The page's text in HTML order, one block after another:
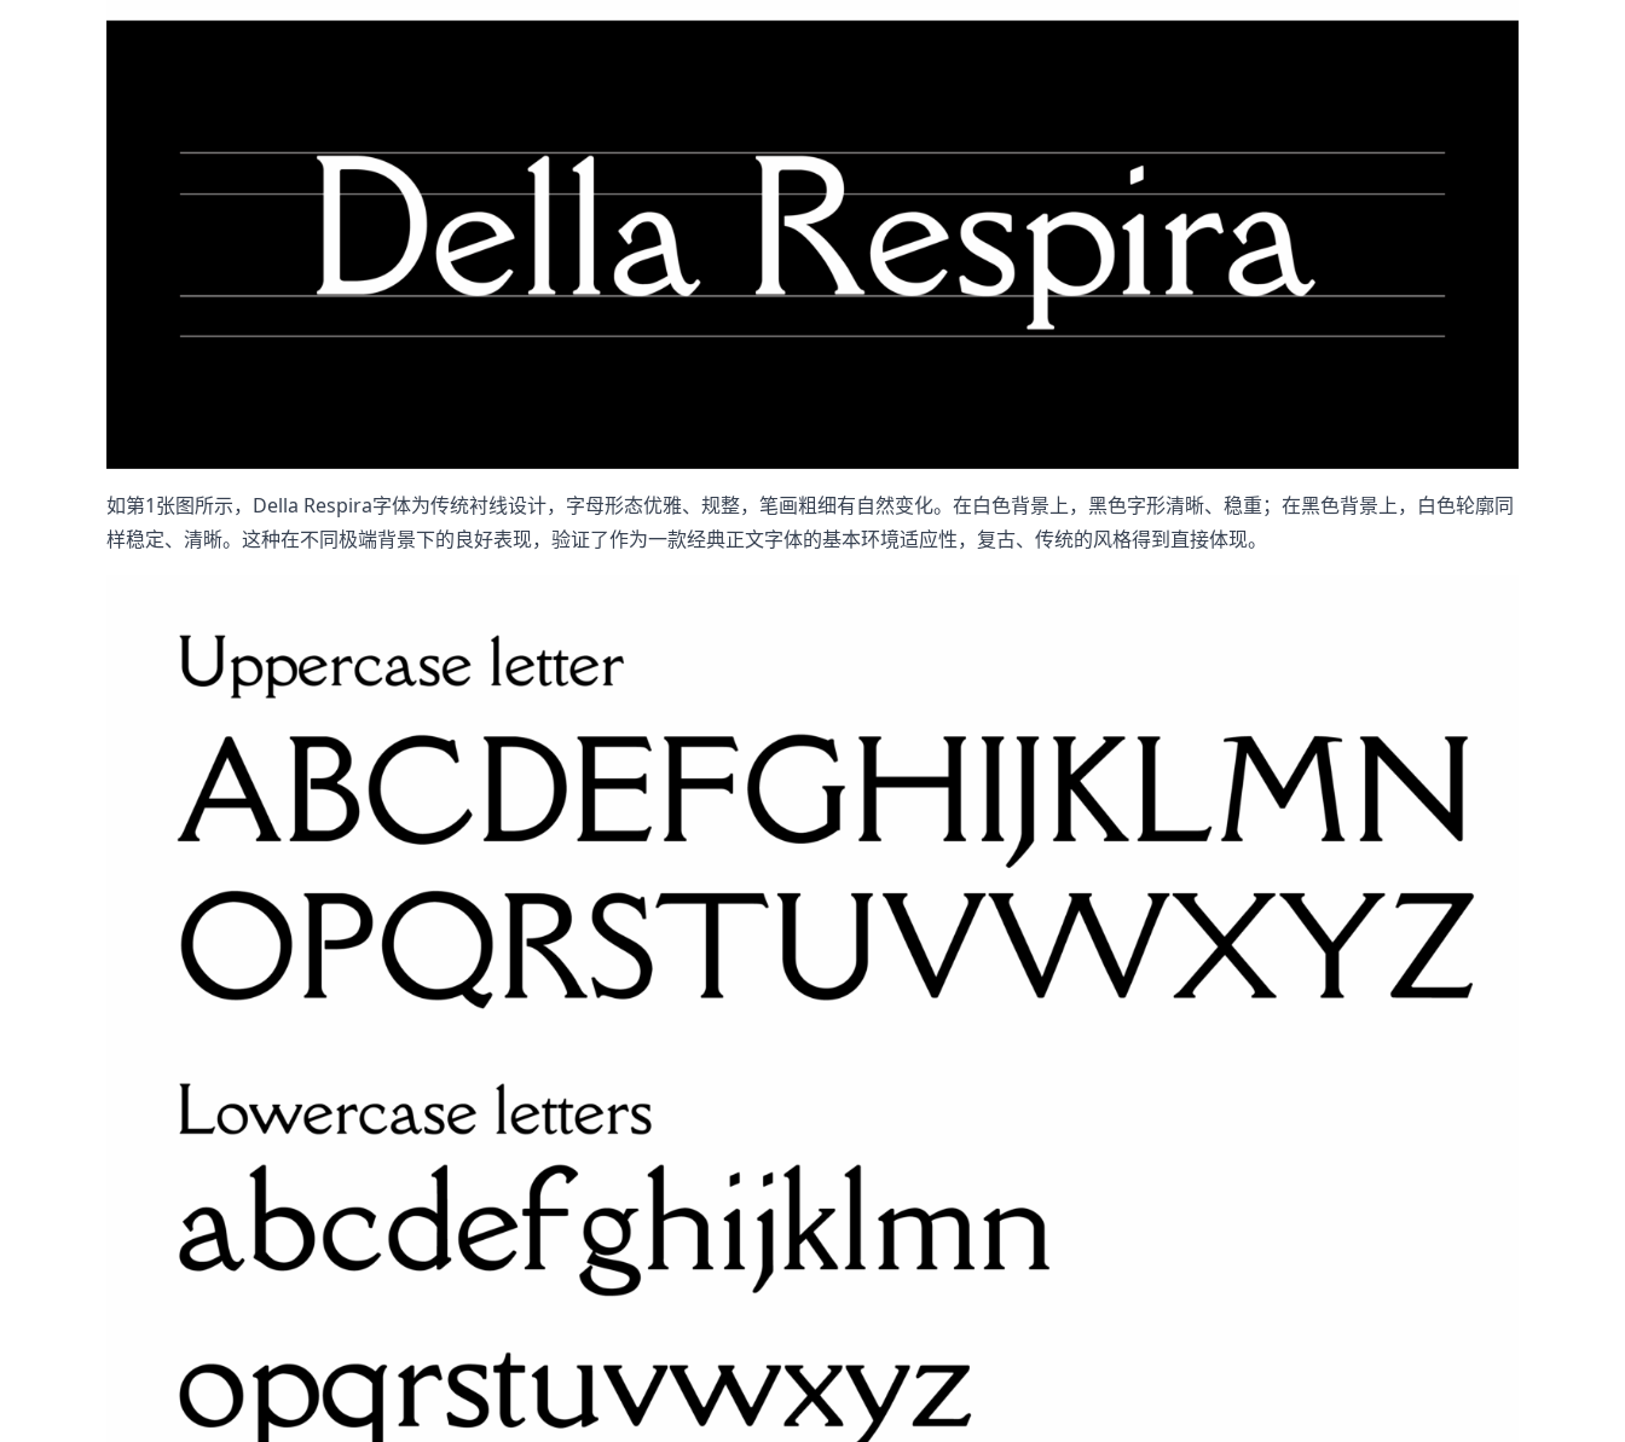
如第1张图所示，Della Respira字体为传统衬线设计，字母形态优雅、规整，笔画粗细有自然变化。在白色背景上，黑色字形清晰、稳重；在黑色背景上，白色轮廓同
样稳定、清晰。这种在不同极端背景下的良好表现，验证了作为一款经典正文字体的基本环境适应性，复古、传统的风格得到直接体现。